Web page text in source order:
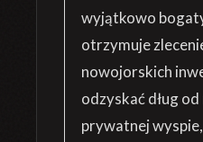
wyjątkowo
otrzymuje
nowojorskich
odzyskać dług
prywatnej